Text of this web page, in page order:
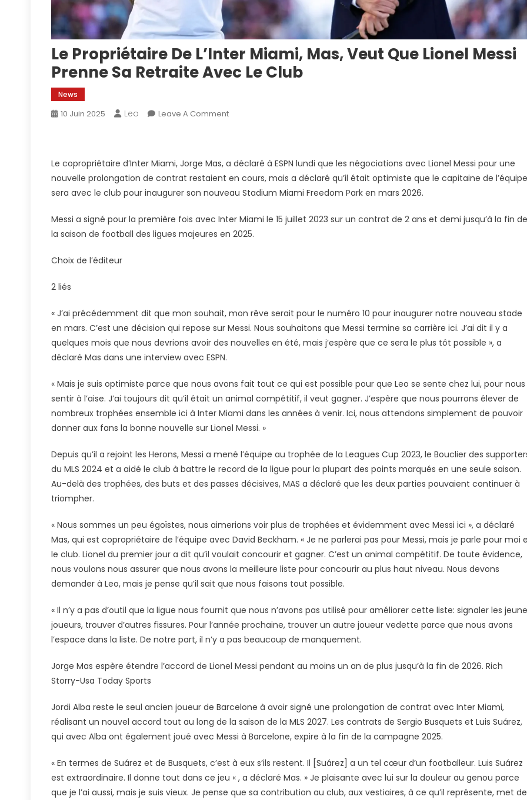
Le Propriétaire De L’Inter Miami, Mas, Veut Que Lionel Messi
Prenne Sa Retraite Avec Le Club
News
10 Juin 2025 Leo Leave A CommentOn
L’Inter
Miami,
Mas,
Que
Lionel
Le
Club
Le copropriétaire d’Inter Miami, Jorge Mas, a déclaré à ESPN lundi que les négociations avec Lionel Messi pour une
nouvelle prolongation de contrat restaient en cours, mais a déclaré qu’il était optimiste que le capitaine de l’équipe
sera avec le club pour inaugurer son nouveau Stadium Miami Freedom Park en mars 2026.
Messi a signé pour la première fois avec Inter Miami le 15 juillet 2023 sur un contrat de 2 ans et demi jusqu’à la fin de
la saison de football des ligues majeures en 2025.
Choix de l’éditeur
2 liés
« J’ai précédemment dit que mon souhait, mon rêve serait pour le numéro 10 pour inaugurer notre nouveau stade
en mars. C’est une décision qui repose sur Messi. Nous souhaitons que Messi termine sa carrière ici. J’ai dit il y a
quelques mois que nous devrions avoir des nouvelles en été, mais j’espère que ce sera le plus tôt possible », a
déclaré Mas dans une interview avec ESPN.
« Mais je suis optimiste parce que nous avons fait tout ce qui est possible pour que Leo se sente chez lui, pour nous
sentir à l’aise. J’ai toujours dit qu’il était un animal compétitif, il veut gagner. J’espère que nous pourrons élever de
nombreux trophées ensemble ici à Inter Miami dans les années à venir. Ici, nous attendons simplement de pouvoir
donner aux fans la bonne nouvelle sur Lionel Messi. »
Depuis qu’il a rejoint les Herons, Messi a mené l’équipe au trophée de la Leagues Cup 2023, le Bouclier des
du MLS 2024 et a aidé le club à battre le record de la ligue pour la plupart des points marqués en une seule saison.
Au-delà des trophées, des buts et des passes décisives, MAS a déclaré que les deux parties pouvaient continuer à
triompher.
« Nous sommes un peu égoïstes, nous aimerions voir plus de trophées et évidemment avec Messi ici », a déclaré
Mas, qui est copropriétaire de l’équipe avec David Beckham. « Je ne parlerai pas pour Messi, mais je parle pour moi
le club. Lionel du premier jour a dit qu’il voulait concourir et gagner. C’est un animal compétitif. De toute évidence,
nous voulons nous assurer que nous avons la meilleure liste pour concourir au plus haut niveau. Nous devons
demander à Leo, mais je pense qu’il sait que nous faisons tout possible.
« Il n’y a pas d’outil que la ligue nous fournit que nous n’avons pas utilisé pour améliorer cette liste: signaler les
joueurs, trouver d’autres fissures. Pour l’année prochaine, trouver un autre joueur vedette parce que nous avons
l’espace dans la liste. De notre part, il n’y a pas beaucoup de manquement.
Jorge Mas espère étendre l’accord de Lionel Messi pendant au moins un an de plus jusqu’à la fin de 2026. Rich
Storry-Usa Today Sports
Jordi Alba reste le seul ancien joueur de Barcelone à avoir signé une prolongation de contrat avec Inter Miami,
réalisant un nouvel accord tout au long de la saison de la MLS 2027. Les contrats de Sergio Busquets et Luis Suárez,
qui avec Alba ont également joué avec Messi à Barcelone, expire à la fin de la campagne 2025.
« En termes de Suárez et de Busquets, c’est à eux s’ils restent. Il [Suárez] a un tel cœur d’un footballeur. Luis Suárez
est extraordinaire. Il donne tout dans ce jeu « , a déclaré Mas. » Je plaisante avec lui sur la douleur au genou parce
que je l’ai aussi, mais je suis vieux. Je pense que sa contribution au club, aux vestiaires, à ce qu’il représente, met de